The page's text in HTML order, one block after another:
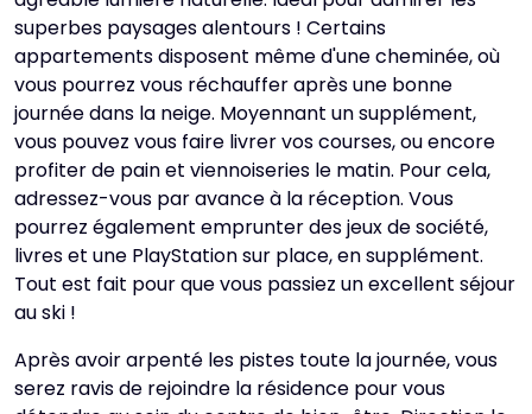
superbes paysages alentours ! Certains
appartements disposent même d'une cheminée, où
vous pourrez vous réchauffer après une bonne
journée dans la neige. Moyennant un supplément,
vous pouvez vous faire livrer vos courses, ou encore
profiter de pain et viennoiseries le matin. Pour cela,
adressez-vous par avance à la réception. Vous
pourrez également emprunter des jeux de société,
livres et une PlayStation sur place, en supplément.
Tout est fait pour que vous passiez un excellent séjour
au ski !
Après avoir arpenté les pistes toute la journée, vous
serez ravis de rejoindre la résidence pour vous